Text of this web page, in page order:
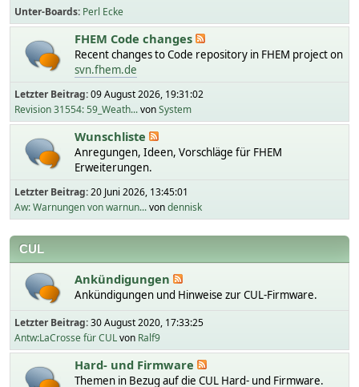
Unter-Boards Perl Ecke
FHEM Code changes
Recent changes to Code repository in FHEM project on
svn.fhem.de
Letzter Beitrag:09 August 2026, 19:31:02
Revision 31554: 59_Weath...vonSystem
Wunschliste
Anregungen, Ideen, Vorschläge für FHEM
Erweiterungen.
Letzter Beitrag:20 Juni 2026, 13:45:01
Aw: Warnungen von warnun...vondennisk
CUL
Ankündigungen
Ankündigungen und Hinweise zur CUL-Firmware.
Letzter Beitrag:30 August 2020, 17:33:25
Antw:LaCrosse für CULvon Ralf9
Hard- und Firmware
Themen in Bezug auf die CUL Hard- und Firmware.